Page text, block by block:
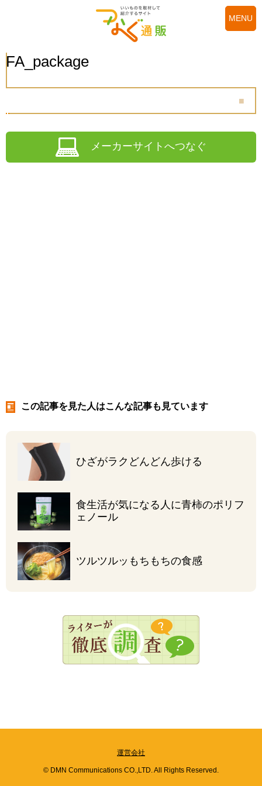
MENU
FA_package
メーカーサイトへつなぐ
この記事を見た人はこんな記事も見ています
ひざがラク どんどん歩ける
食生活が気になる人に青柿のポリフ
ェノール
ツルツルッ もちもちの食感
運営会社
© DMN Communications CO.,LTD. All Rights Reserved.